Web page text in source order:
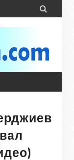
